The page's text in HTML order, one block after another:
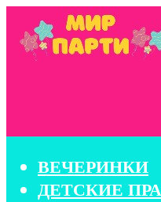
ВЕЧЕРИНКИ
ДЕТСКИЕ